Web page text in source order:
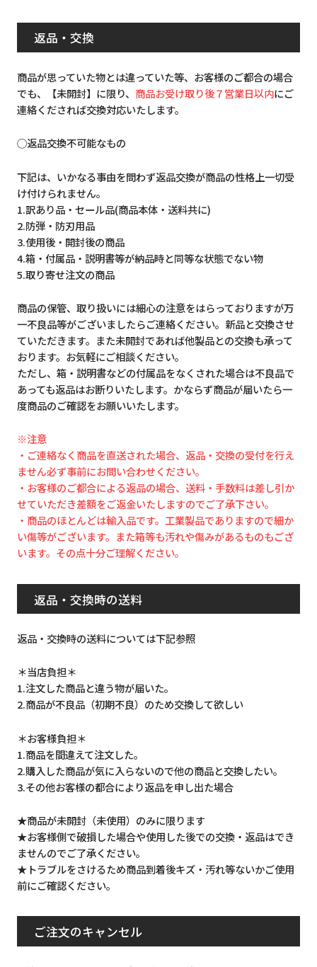
返品・交換
商品が思っていた物とは違っていた等、お客様のご都合の場合
でも、【未開封】に限り、 商品お受け取り後７営業日以内にご
連絡くだされば交換対応いたします。
◯返品交換不可能なもの
下記は、いかなる事由を問わず返品交換が商品の性格上一切受
け付けられません。
1.訳あり品・セール品(商品本体・送料共に)
2.防弾・防刃用品
3.使用後・開封後の商品
4.箱・付属品・説明書等が納品時と同等な状態でない物
5.取り寄せ注文の商品
商品の保管、取り扱いには細心の注意をはらっておりますが万
一不良品等がございましたらご連絡ください。新品と交換させ
ていただきます。また未開封であれば他製品との交換も承って
おります。お気軽にご相談ください。
ただし、箱・説明書などの付属品をなくされた場合は不良品で
あっても返品はお断りいたします。かならず商品が届いたら一
度商品のご確認をお願いいたします。
※注意
・ご連絡なく商品を直送された場合、返品・交換の受付を行え
ません必ず事前にお問い合わせください。
・お客様のご都合による返品の場合、送料・手数料は差し引か
せていただき差額をご返金いたしますのでご了承下さい。
・商品のほとんどは輸入品です。工業製品でありますので細か
い傷等がございます。また箱等も汚れや傷みがあるものもござ
います。その点十分ご理解ください。
返品・交換時の送料
返品・交換時の送料については下記参照
＊当店負担＊
1.注文した商品と違う物が届いた。
2.商品が不良品（初期不良）のため交換して欲しい
＊お客様負担＊
1.商品を間違えて注文した。
2.購入した商品が気に入らないので他の商品と交換したい。
3.その他お客様の都合により返品を申し出た場合
★商品が未開封（未使用）のみに限ります
★お客様側で破損した場合や使用した後での交換・返品はでき
ませんのでご了承ください。
★トラブルをさけるため商品到着後キズ・汚れ等ないかご使用
前にご確認ください。
ご注文のキャンセル